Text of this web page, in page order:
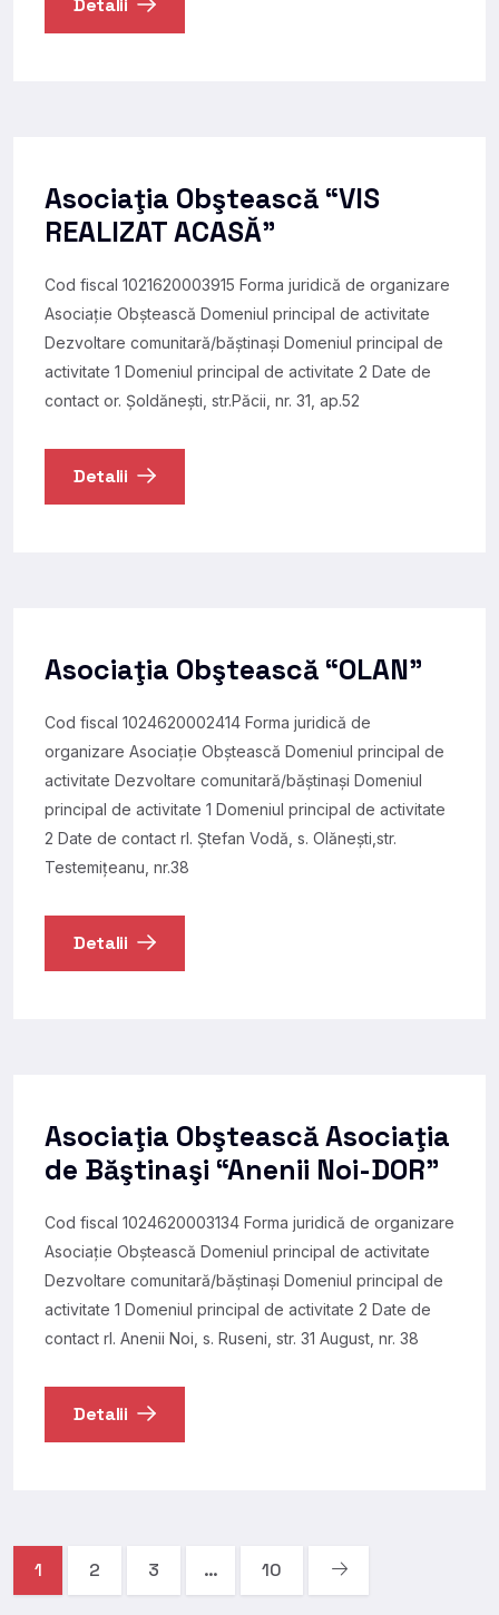
Detalii
Asociaţia Obştească “VIS
REALIZAT ACASĂ”
Cod fiscal 1021620003915 Forma juridică de organizare
Asociație Obștească Domeniul principal de activitate
Dezvoltare comunitară/băștinași Domeniul principal de
activitate 1 Domeniul principal de activitate 2 Date de
contact or. Şoldăneşti, str.Păcii, nr. 31, ap.52
Detalii
Asociaţia Obştească “OLAN”
Cod fiscal 1024620002414 Forma juridică de
organizare Asociație Obștească Domeniul principal de
activitate Dezvoltare comunitară/băștinași Domeniul
principal de activitate 1 Domeniul principal de activitate
2 Date de contact rl. Ştefan Vodă, s. Olăneşti,str.
Testemiţeanu, nr.38
Detalii
Asociaţia Obştească Asociaţia
de Băştinaşi “Anenii Noi-DOR”
Cod fiscal 1024620003134 Forma juridică de organizare
Asociație Obștească Domeniul principal de activitate
Dezvoltare comunitară/băștinași Domeniul principal de
activitate 1 Domeniul principal de activitate 2 Date de
contact rl. Anenii Noi, s. Ruseni, str. 31 August, nr. 38
Detalii
1 2 3 … 10